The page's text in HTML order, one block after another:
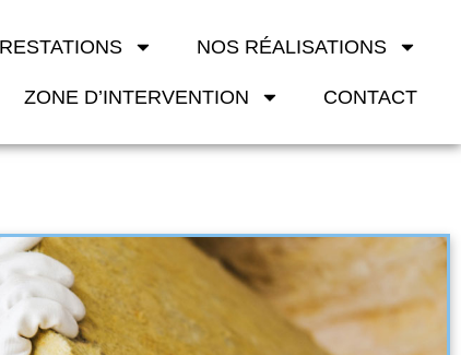
NOS RÉALISATIONS
ZONE D’INTERVENTION CONTACT